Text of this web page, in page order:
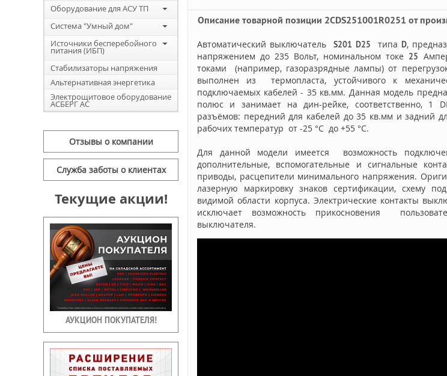
Оборудование для АСУ ТП
Система "Умный дом"
Источники бесперебойного
питания (ИБП)
Стабилизаторы напряжения
Альтернативная энергетика
Электрощитовое оборудование
АСБЕРГ АС
Отзывы о компании
Служба заботы о клиентах
Текущие акции!
АУКЦИОН ПОКУПАТЕЛЯ!
Описание товарной позиции 2CDS251001R0251 от
Автоматический выключатель S201 D25 типа D,
напряжением до 235 Вольт, номинальном токе 25
токами (например, газоразрядные лампы) от
выполнен из термопласта, устойчивого к
подключаемых кабелей - 35 кв.мм. Данная модель
полюс и занимает на дин-рейке, соответственно, 1
разъёмов: передний для кабелей до 35 кв.мм и задний
рабочих температур от -25 °C до +55 °C.
Для данной модели имеется возможность
дополнительные, вспомогательные и сигнальные
приводы, расцепители минимального напряжения.
лазерную маркировку знаков сертификации, схему
видимой области корпуса. Электрические контакты
исключает возможность прикосновения
выключателя.